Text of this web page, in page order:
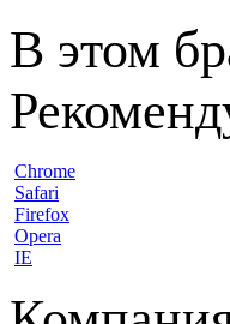
В этом
Chrome
Safari
Firefox
Opera
IE